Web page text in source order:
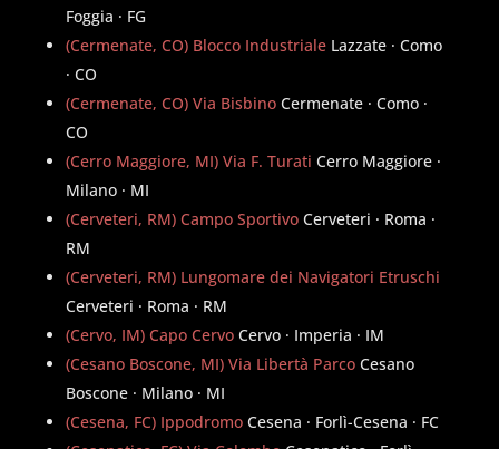
Foggia · FG
(Cermenate, CO) Blocco Industriale Lazzate · Como
· CO
(Cermenate, CO) Via Bisbino Cermenate · Como ·
CO
(Cerro Maggiore, MI) Via F. Turati Cerro Maggiore ·
Milano · MI
(Cerveteri, RM) Campo Sportivo Cerveteri · Roma ·
RM
(Cerveteri, RM) Lungomare dei Navigatori Etruschi
Cerveteri · Roma · RM
(Cervo, IM) Capo Cervo Cervo · Imperia · IM
(Cesano Boscone, MI) Via Libertà Parco Cesano
Boscone · Milano · MI
(Cesena, FC) Ippodromo Cesena · Forlì-Cesena · FC